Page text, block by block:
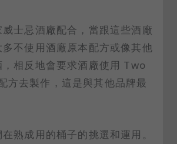
士忌酒廠配合，當跟這些酒廠
不使用酒廠原本配方或像其他
相反地會要求酒廠使用 Two
方去製作，這是與其他品牌最
熟成用的桶子的挑選和運用。